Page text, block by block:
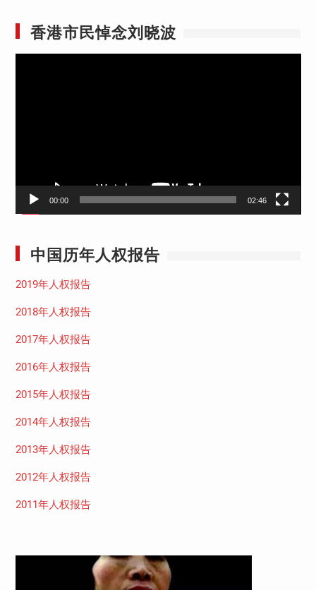
香港市民悼念刘晓波
00:00 02:46
中国历年人权报告
2019年人权报告
2018年人权报告
2017年人权报告
2016年人权报告
2015年人权报告
2014年人权报告
2013年人权报告
2012年人权报告
2011年人权报告